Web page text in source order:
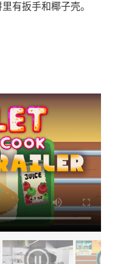
有扳手和椰子壳。